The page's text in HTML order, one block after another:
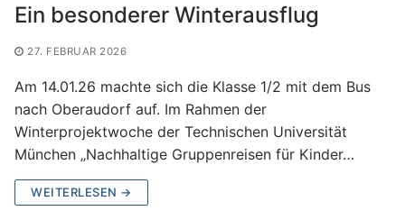
Ein besonderer Winterausflug
27. FEBRUAR 2026
Am 14.01.26 machte sich die Klasse 1/2 mit dem Bus
nach Oberaudorf auf. Im Rahmen der
Winterprojektwoche der Technischen Universität
München „Nachhaltige Gruppenreisen für Kinder…
WEITERLESEN →